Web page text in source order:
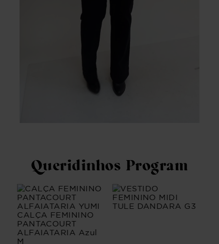
Queridinhos Program